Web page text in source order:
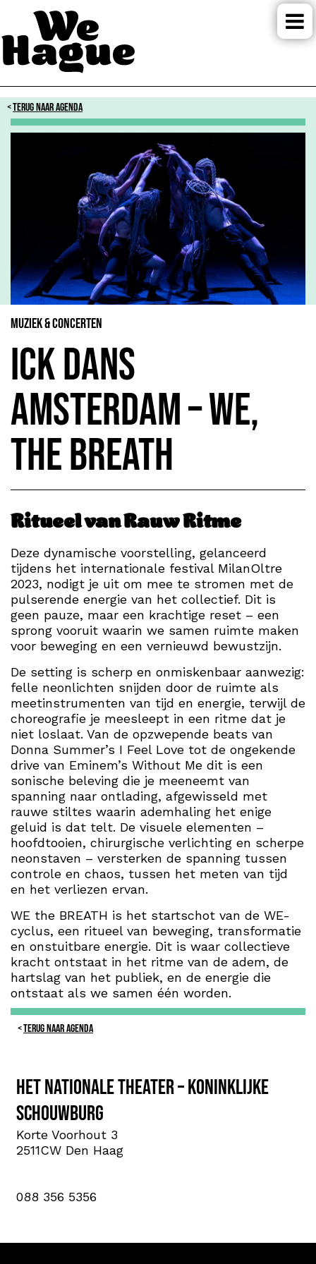
TERUG NAAR AGENDA
Muziek & Concerten
ICK Dans
Amsterdam – We,
the Breath
Ritueel van Rauw Ritme
Deze dynamische voorstelling, gelanceerd
tijdens het internationale festival MilanOltre
2023, nodigt je uit om mee te stromen met de
pulserende energie van het collectief. Dit is
geen pauze, maar een krachtige reset – een
sprong vooruit waarin we samen ruimte maken
voor beweging en een vernieuwd bewustzijn.
De setting is scherp en onmiskenbaar aanwezig:
felle neonlichten snijden door de ruimte als
meetinstrumenten van tijd en energie, terwijl de
choreografie je meesleept in een ritme dat je
niet loslaat. Van de opzwepende beats van
Donna Summer’s I Feel Love tot de ongekende
drive van Eminem’s Without Me dit is een
sonische beleving die je meeneemt van
spanning naar ontlading, afgewisseld met
rauwe stiltes waarin ademhaling het enige
geluid is dat telt. De visuele elementen –
hoofdtooien, chirurgische verlichting en scherpe
neonstaven – versterken de spanning tussen
controle en chaos, tussen het meten van tijd
en het verliezen ervan.
WE the BREATH is het startschot van de WE-
cyclus, een ritueel van beweging, transformatie
en onstuitbare energie. Dit is waar collectieve
kracht ontstaat in het ritme van de adem, de
hartslag van het publiek, en de energie die
ontstaat als we samen één worden.
TERUG NAAR AGENDA
Het Nationale Theater – Koninklijke
Schouwburg
Korte Voorhout 3
2511CW Den Haag
088 356 5356